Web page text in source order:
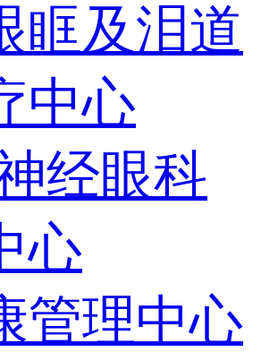
眶及泪道
中心
经眼科
心
管理中心